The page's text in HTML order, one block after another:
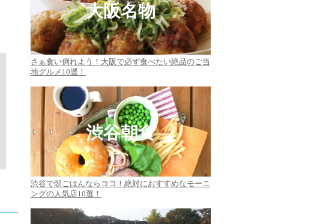
大阪名物
さぁ食い倒れよう！大阪で必ず食べたい絶品のご当
地グルメ10選！
渋谷朝食
渋谷で朝ごはんならココ！絶対におすすめなモーニ
ングの人気店10選！